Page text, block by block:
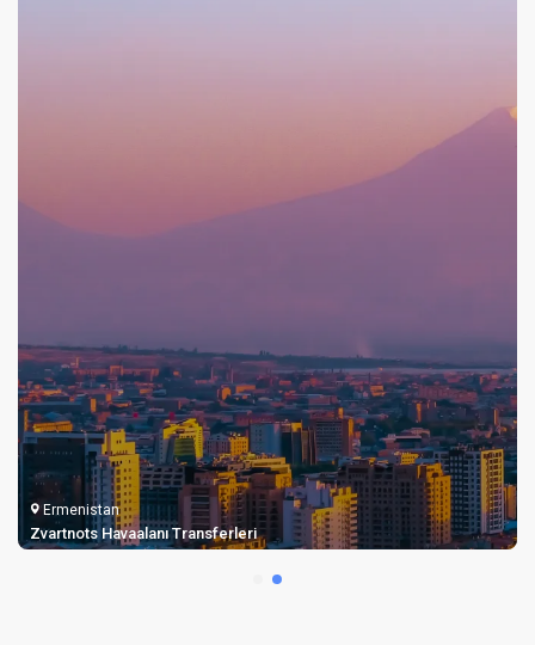
Ermenistan
Gümrü Şirak Havaalanı Transferleri